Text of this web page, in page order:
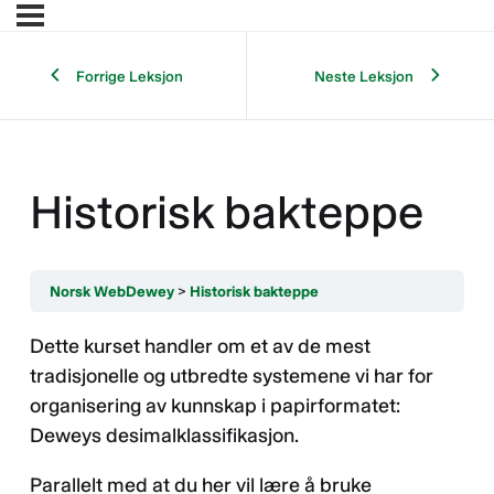
Forrige Leksjon Neste Leksjon
Historisk bakteppe
Norsk WebDewey Historisk bakteppe
Dette kurset handler om et av de mest
tradisjonelle og utbredte systemene vi har for
organisering av kunnskap i papirformatet:
Deweys desimalklassifikasjon.
Parallelt med at du her vil lære å bruke